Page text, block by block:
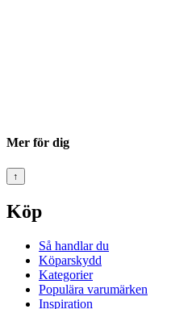
Mer för dig
↑
Köp
Så handlar du
Köparskydd
Kategorier
Populära varumärken
Inspiration